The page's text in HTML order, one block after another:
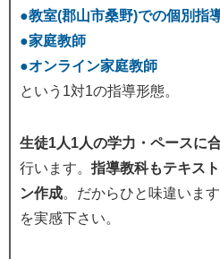
●教室(郡山市桑野)での個別指
●家庭教師
●オンライン家庭教師
という1対1の指導形態。
生徒1人1人の学力・ペースに
行います。 指導教科もテキス
ン作成。だからひと味違いま
を実感下さい。